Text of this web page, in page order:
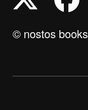
© nostos books